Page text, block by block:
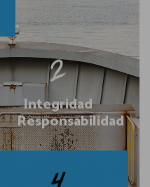
Integridad
Responsabilidad